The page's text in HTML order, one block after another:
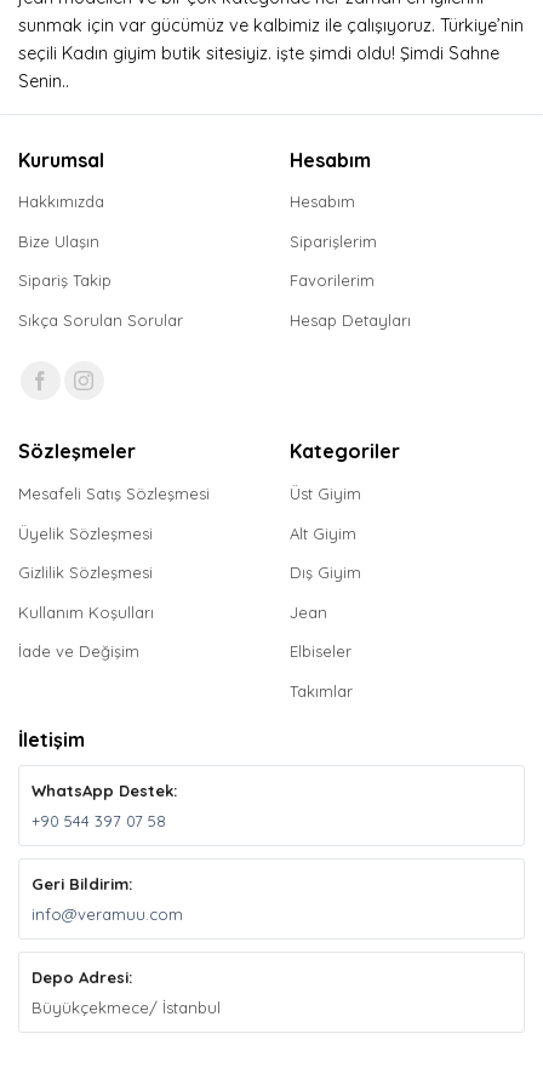
sunmak için var gücümüz ve kalbimiz ile çalışıyoruz. Türkiye’nin
seçili Kadın giyim butik sitesiyiz. işte şimdi oldu! Şimdi Sahne
Senin..
Kurumsal
Hakkımızda
Bize Ulaşın
Sipariş Takip
Sıkça Sorulan Sorular
Hesabım
Hesabım
Siparişlerim
Favorilerim
Hesap Detayları
Sözleşmeler
Mesafeli Satış Sözleşmesi
Üyelik Sözleşmesi
Gizlilik Sözleşmesi
Kullanım Koşulları
İade ve Değişim
Kategoriler
Üst Giyim
Alt Giyim
Dış Giyim
Jean
Elbiseler
Takımlar
İletişim
WhatsApp Destek:
+90 544 397 07 58
Geri Bildirim:
info@veramuu.com
Depo Adresi:
Büyükçekmece/ İstanbul